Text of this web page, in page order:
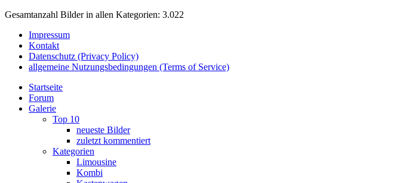
Gesamtanzahl Bilder in allen Kategorien: 3.022
Impressum
Kontakt
Datenschutz (Privacy Policy)
allgemeine Nutzungsbedingungen (Terms of Service)
Startseite
Forum
Galerie
Top 10
neueste Bilder
zuletzt kommentiert
Kategorien
Limousine
Kombi